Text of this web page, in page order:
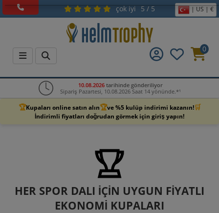
çok iyi 5 / 5 | US | €
0
10.08.2026tarihinde gönderiliyor
Sipariş Pazartesi, 10.08.2026 Saat 14 yönünde.*¹
🏆Kupaları online satın alın🏆ve %5 kulüp indirimi kazanın!🛒
İndirimli fiyatları doğrudan görmek için giriş yapın!
HER SPOR DALI İÇIN UYGUN FIYATLI
EKONOMI KUPALARI